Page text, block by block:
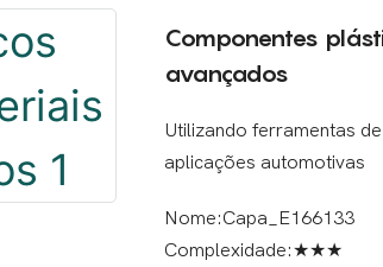
Componentes
avançados
Utilizando ferramentas
aplicações automotivas
Nome:Capa_E166133
Complexidade:★★★